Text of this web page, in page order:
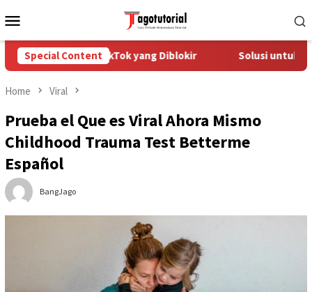
to
Menu
Special Content
Akun TikTok yang Diblokir Solusi untuk Akun
Home Viral
Prueba el Que es Viral Ahora Mismo
Childhood Trauma Test Betterme
Español
BangJago